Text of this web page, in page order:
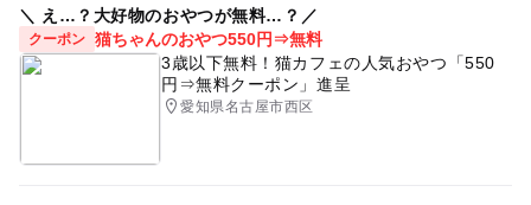
＼ え…？大好物のおやつが無料…？／
クーポン 猫ちゃんのおやつ550円⇒無料
3歳以下無料！猫カフェの人気おやつ「550
円⇒無料クーポン」進呈
愛知県名古屋市西区